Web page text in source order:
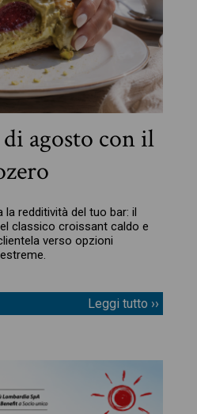
di agosto con il
redditività del tuo bar: il
classico croissant caldo e
verso opzioni
Leggi tutto ››